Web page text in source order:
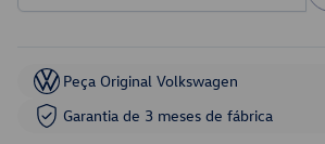
Peça Original Volkswagen
Garantia de 3 meses de fábrica